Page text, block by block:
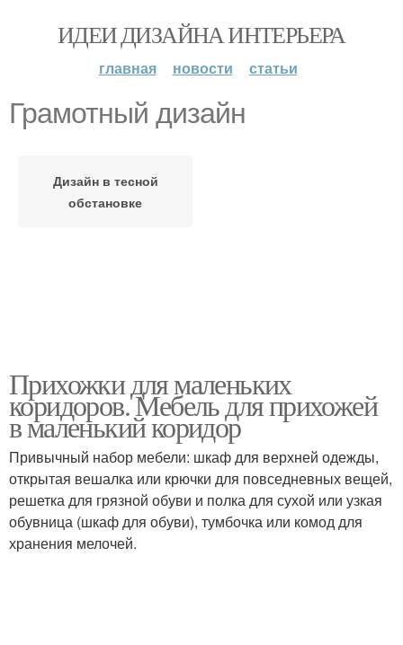
ИДЕИ ДИЗАЙНА ИНТЕРЬЕРА
главная новости статьи
Грамотный дизайн
Дизайн в тесной
обстановке
Прихожки для маленьких
коридоров. Мебель для прихожей
в маленький коридор
Привычный набор мебели: шкаф для верхней одежды,
открытая вешалка или крючки для повседневных вещей,
решетка для грязной обуви и полка для сухой или узкая
обувница (шкаф для обуви), тумбочка или комод для
хранения мелочей.